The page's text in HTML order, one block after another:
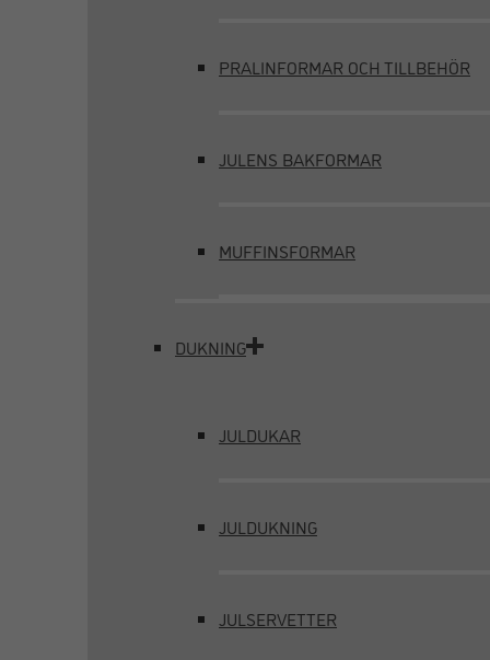
PRALINFORMAR OCH TILLBEHÖR
JULENS BAKFORMAR
MUFFINSFORMAR
DUKNING
JULDUKAR
JULDUKNING
JULSERVETTER